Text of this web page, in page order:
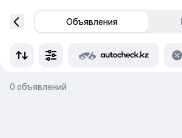
Объявления
0 объявлений